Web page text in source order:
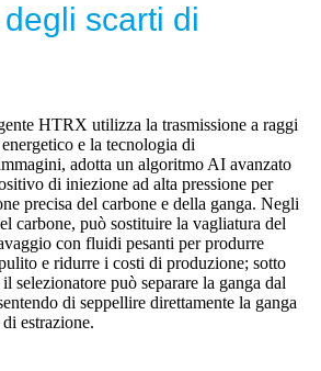
scarti di
HTRX utilizza la trasmissione a raggi
e la tecnologia di
adotta un algoritmo AI avanzato
di iniezione ad alta pressione per
precisa del carbone e della ganga. Negli
carbone, può sostituire la vagliatura del
con fluidi pesanti per produrre
e ridurre i costi di produzione; sotto
selezionatore può separare la ganga dal
di seppellire direttamente la ganga
estrazione.